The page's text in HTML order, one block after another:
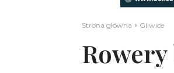
Strona główna Gliwice
Rowery